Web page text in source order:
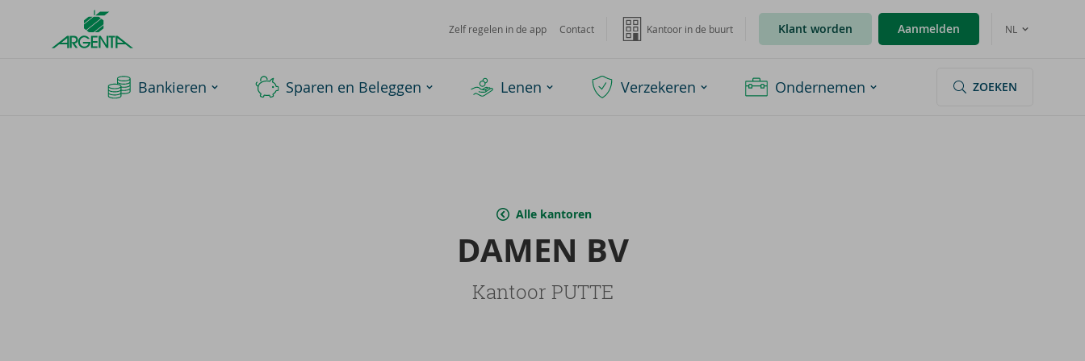
Argenta
Homepage
Zelf regelen in de app Contact Kantoor in de buurt Klant worden Aanmelden NL
Bankieren Sparen en Beleggen Lenen Verzekeren Ondernemen ZOEKEN
Alle kantoren
DAMEN BV
Kantoor PUTTE